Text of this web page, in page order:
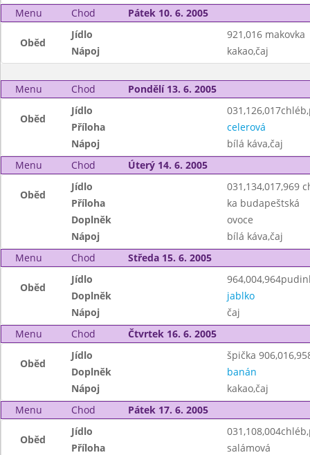
Menu
Chod Pátek 10. 6. 2005
Oběd
Jídlo
921,016 makovka
Nápoj
kakao,čaj
Menu Chod Pondělí 13. 6. 2005
Oběd
Jídlo
Příloha
celerová
Nápoj
bílá káva,čaj
Menu
Chod Úterý 14. 6. 2005
Oběd
Jídlo
031,134,017,969
Příloha
ka budapeštská
Doplněk
ovoce
Nápoj
bílá káva,čaj
Menu
Chod Středa 15. 6. 2005
Oběd
Jídlo
Doplněk
jablko
Nápoj
čaj
Menu
Chod Čtvrtek 16. 6. 2005
Oběd
Jídlo
špička
Doplněk
banán
Nápoj
kakao,čaj
Menu
Chod Pátek 17. 6. 2005
Oběd
Jídlo
Příloha
salámová